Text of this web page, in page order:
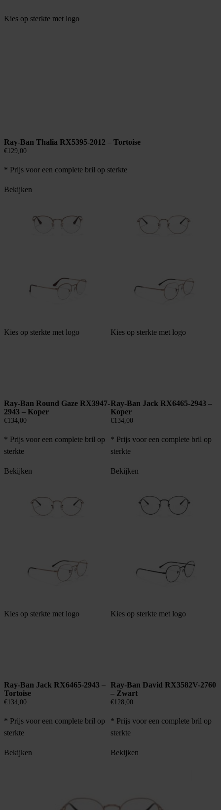
Kies op sterkte met logo
Ray-Ban Thalia RX5395-2012 – Tortoise
€129,00
* Prijs voor een complete bril op sterkte
Bekijken
Kies op sterkte met logo
Ray-Ban Round Gaze RX3947-
2943 – Koper
€134,00
* Prijs voor een complete bril op
sterkte
Bekijken
Kies op sterkte met logo
Ray-Ban Jack RX6465-2943 –
Koper
€134,00
* Prijs voor een complete bril op
sterkte
Bekijken
Kies op sterkte met logo
Ray-Ban Jack RX6465-2943 –
Tortoise
€134,00
* Prijs voor een complete bril op
sterkte
Bekijken
Kies op sterkte met logo
Ray-Ban David RX3582V-2760
– Zwart
€128,00
* Prijs voor een complete bril op
sterkte
Bekijken